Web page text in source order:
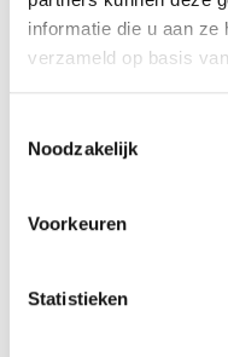
informatie die u aan
verzameld op basis
Noodzakelijk
Voorkeuren
Statistieken